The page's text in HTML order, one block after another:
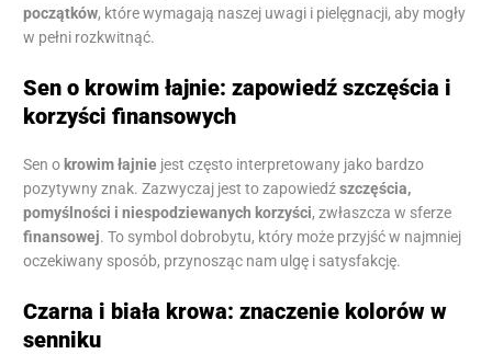
początków, które wymagają naszej uwagi i pielęgnacji, aby mogły
w pełni rozkwitnąć.
Sen o krowim łajnie: zapowiedź szczęścia i
korzyści finansowych
Sen o krowim łajnie jest często interpretowany jako bardzo
pozytywny znak. Zazwyczaj jest to zapowiedźszczęścia,
pomyślności i niespodziewanych korzyści, zwłaszcza w sferze
finansowej. To symbol dobrobytu, który może przyjść w najmniej
oczekiwany sposób, przynosząc nam ulgę i satysfakcję.
Czarna i biała krowa: znaczenie kolorów w
senniku